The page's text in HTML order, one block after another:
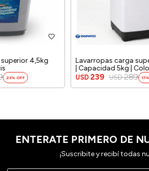
4,5kg
23
Lavarropas carga
| Capacidad 5kg |
USD 239 USD 289 17
ENTERATE PRIMERO DE
¡Suscribite y recibí todas